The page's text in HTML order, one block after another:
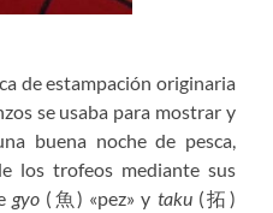
de estampación originaria
se usaba para mostrar y
buena noche de pesca,
los trofeos mediante sus
gyo(魚) «pez» y taku(拓)